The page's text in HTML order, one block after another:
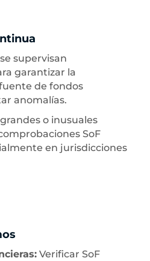
supervisan
garantizar la
de fondos
anomalías.
o inusuales
SoF
en jurisdicciones
Verificar SoF